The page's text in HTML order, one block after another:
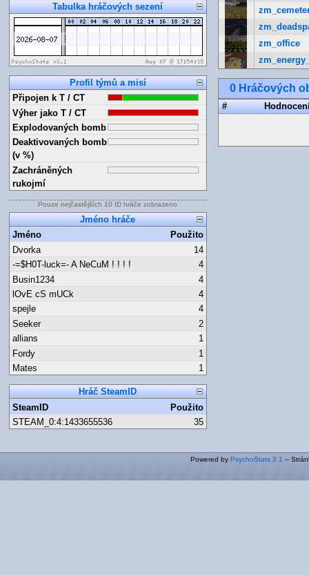
Tabulka hráčových sezení
Profil týmů a misí
Připojen k T / CT
Výher jako T / CT
Explodovaných bomb
Deaktivovaných bomb
(v %)
Zachráněných
rukojmí
Pouze nejčastějších 10 ID hráče zobrazeno
Jméno hráče
Jméno
Použito
Dvorka
14
-=$H0T-luck=- A NeCuM ! ! ! !
4
Busin1234
4
lOvE cS mUCk
4
spejle
4
Seeker
2
allians
1
Fordy
1
Mates
1
Hráč SteamID
SteamID
Použito
STEAM_0:4:1433655536
35
zm_office
0 Hráčových
#
Powered by PsychoStats 3.1 --